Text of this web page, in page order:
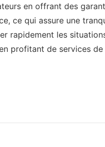
en offrant des
ce qui assure une
rapidement les
profitant de services de